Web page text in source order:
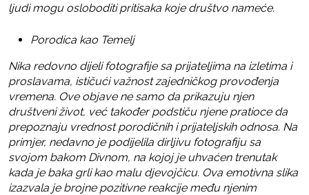
ljudi mogu osloboditi pritisaka koje društvo nameće.
Porodica kao Temelj
Nika redovno dijeli fotografije sa prijateljima na izletima i
proslavama, ističući važnost zajedničkog provođenja
vremena. Ove objave ne samo da prikazuju njen
društveni život, već također podstiču njene pratioce da
prepoznaju vrednost porodičnih i prijateljskih odnosa. Na
primjer, nedavno je podijelila dirljivu fotografiju sa
svojom bakom Divnom, na kojoj je uhvaćen trenutak
kada je baka grli kao malu djevojčicu. Ova emotivna slika
izazvala je brojne pozitivne reakcije među njenim